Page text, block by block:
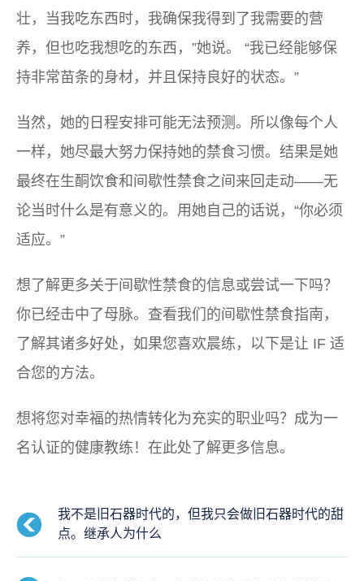
壮，当我吃东西时，我确保我得到了我需要的营
养，但也吃我想吃的东西，”她说。 “我已经能够保
持非常苗条的身材，并且保持良好的状态。”
当然，她的日程安排可能无法预测。所以像每个人
一样，她尽最大努力保持她的禁食习惯。结果是她
最终在生酮饮食和间歇性禁食之间来回走动——无
论当时什么是有意义的。用她自己的话说，“你必须
适应。”
想了解更多关于间歇性禁食的信息或尝试一下吗？
你已经击中了母脉。查看我们的间歇性禁食指南，
了解其诸多好处，如果您喜欢晨练，以下是让 IF 适
合您的方法。
想将您对幸福的热情转化为充实的职业吗？成为一
名认证的健康教练！在此处了解更多信息。
我不是旧石器时代的，但我只会做旧石器时代的甜
点。继承人为什么